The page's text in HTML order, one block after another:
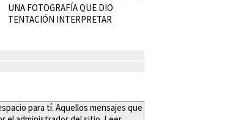
UNA FOTOGRAFÍA QUE DIO
TENTACIÓN INTERPRETAR
para tí. Aquellos mensajes que